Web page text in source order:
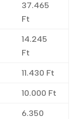
37.465
Ft
14.245
Ft
11.430 Ft
10.000 Ft
6.350